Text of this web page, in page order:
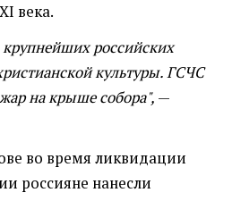
века.
крупнейших российских
культуры. ГСЧС
на крыше собора", —
во время ликвидации
россияне нанесли